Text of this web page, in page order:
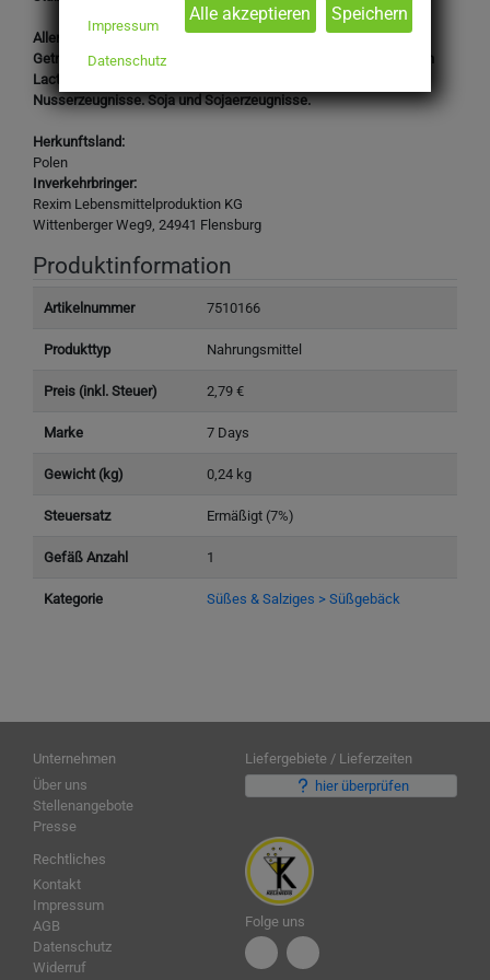
Allergene & Hinweise: Glutenhaltiges Getreide und glutenhaltige
Getreideerzeugnisse. Milch und Milcherzeugnisse (einschließlich
Lactose). Eier und Eierzeugnisse. Kann enthalten: Nüsse und
Nusserzeugnisse. Soja und Sojaerzeugnisse.
Herkunftsland:
Polen
Inverkehrbringer:
Rexim Lebensmittelproduktion KG
Wittenberger Weg9, 24941 Flensburg
Produktinformation
Artikelnummer 7510166
Produkttyp Nahrungsmittel
Preis (inkl. Steuer) 2,79 €
Marke 7 Days
Gewicht (kg) 0,24 kg
Steuersatz Ermäßigt (7%)
Gefäß Anzahl 1
Kategorie Süßes & Salziges > Süßgebäck
Folge uns
Unternehmen
Über uns
Stellenangebote
Presse
Liefergebiete / Lieferzeiten
hier überprüfen
Rechtliches
Kontakt
Impressum
AGB
Datenschutz
Widerruf
Impressum
Datenschutz